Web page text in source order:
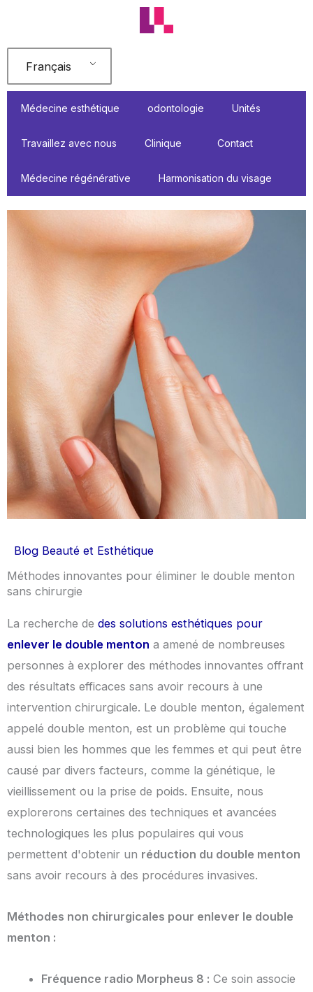
contenu
Français
Médecine esthétique odontologie Unités
Travaillez avec nous Clinique Contact
Médecine régénérative Harmonisation du visage
Blog Beauté et Esthétique
Méthodes innovantes pour éliminer le double menton
sans chirurgie
La recherche de des solutions esthétiques pour
enlever le double menton a amené de nombreuses
personnes à explorer des méthodes innovantes offrant
des résultats efficaces sans avoir recours à une
intervention chirurgicale. Le double menton, également
appelé double menton, est un problème qui touche
aussi bien les hommes que les femmes et qui peut être
causé par divers facteurs, comme la génétique, le
vieillissement ou la prise de poids. Ensuite, nous
explorerons certaines des techniques et avancées
technologiques les plus populaires qui vous
permettent d'obtenir un réduction du double menton
sans avoir recours à des procédures invasives.
Méthodes non chirurgicales pour enlever le double
menton :
Fréquence radio Morpheus 8 : Ce soin associe